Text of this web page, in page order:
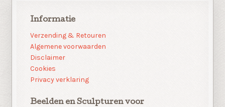
Informatie
Verzending & Retouren
Algemene voorwaarden
Disclaimer
Cookies
Privacy verklaring
Beelden en Sculpturen voor